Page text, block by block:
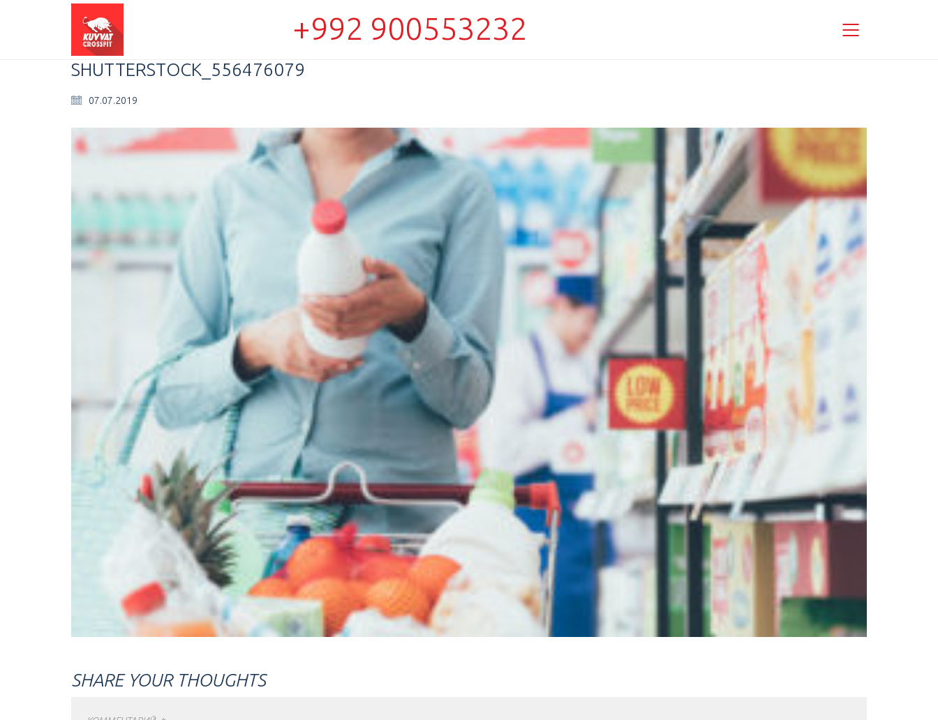
+992 900553232
SHUTTERSTOCK_556476079
07.07.2019
SHARE YOUR THOUGHTS